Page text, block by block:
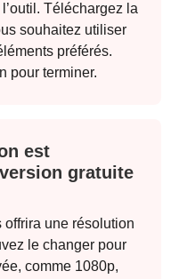
l’outil. Téléchargez la
souhaitez utiliser
préférés.
pour terminer.
est
gratuite
offrira une résolution
le changer pour
comme 1080p,